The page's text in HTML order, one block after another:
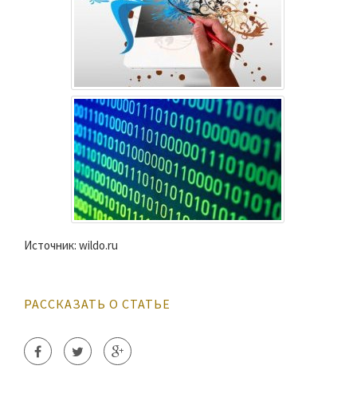
Источник: wildo.ru
РАССКАЗАТЬ О СТАТЬЕ